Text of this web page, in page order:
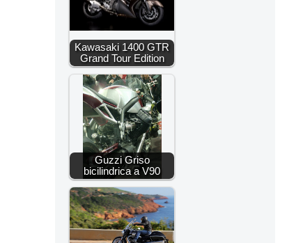
Kawasaki 1400 GTR
Grand Tour Edition
Guzzi Griso
bicilindrica a V90